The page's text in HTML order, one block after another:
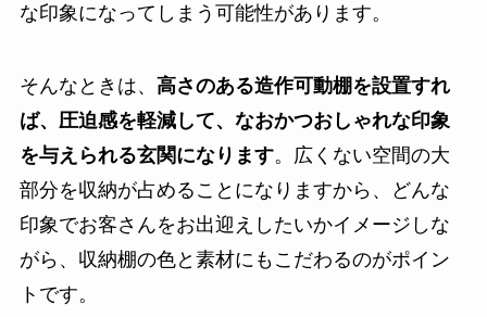
な印象になってしまう可能性があります。
そんなときは、 高さのある造作可動棚を設置すれ
ば、 圧迫感を軽減して、なおかつおしゃれな印象
を与えられる玄関になります。広くない空間の大
部分を収納が占めることになりますから、どんな
印象でお客さんをお出迎えしたいかイメージしな
がら、収納棚の色と素材にもこだわるのがポイン
トです。